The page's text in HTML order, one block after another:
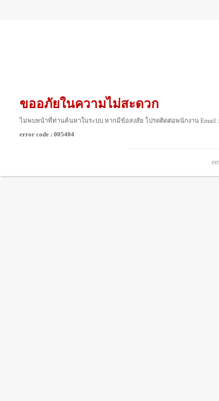
ขออภัยในความไม่สะดวก
ไม่พบหน้าที่ท่านค้นหาในระบบ หากมีข้อสงสัย โปรดติดต่อพนักงาน Email :
error code : 005404